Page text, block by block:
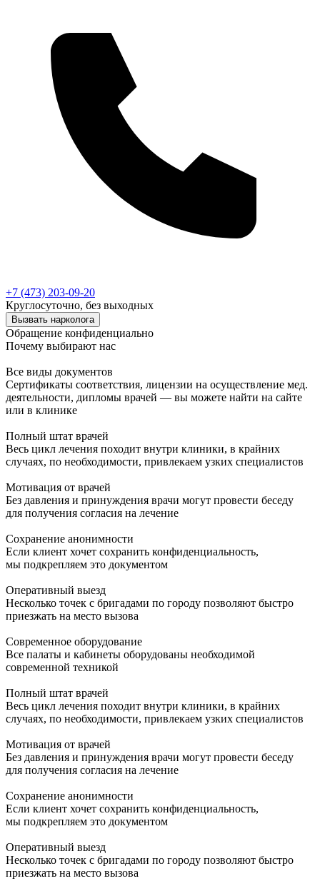
+7 (473) 203-09-20
Круглосуточно, без выходных
Вызвать нарколога
Обращение конфиденциально
Почему выбирают нас
Все виды документов
Сертификаты соответствия, лицензии на осуществление мед.
деятельности, дипломы врачей — вы можете найти на сайте
или в клинике
Полный штат врачей
Весь цикл лечения походит внутри клиники, в крайних
случаях, по необходимости, привлекаем узких специалистов
Мотивация от врачей
Без давления и принуждения врачи могут провести беседу
для получения согласия на лечение
Сохранение анонимности
Если клиент хочет сохранить конфиденциальность,
мы подкрепляем это документом
Оперативный выезд
Несколько точек с бригадами по городу позволяют быстро
приезжать на место вызова
Современное оборудование
Все палаты и кабинеты оборудованы необходимой
современной техникой
Полный штат врачей
Весь цикл лечения походит внутри клиники, в крайних
случаях, по необходимости, привлекаем узких специалистов
Мотивация от врачей
Без давления и принуждения врачи могут провести беседу
для получения согласия на лечение
Сохранение анонимности
Если клиент хочет сохранить конфиденциальность,
мы подкрепляем это документом
Оперативный выезд
Несколько точек с бригадами по городу позволяют быстро
приезжать на место вызова